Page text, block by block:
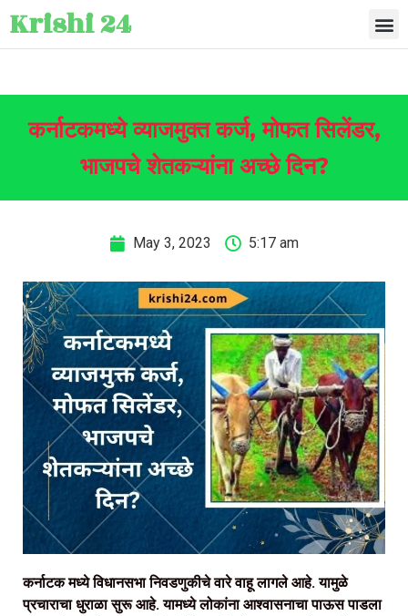
Krishi 24
कर्नाटकमध्ये व्याजमुक्त कर्ज, मोफत सिलेंडर,
भाजपचे शेतकऱ्यांना अच्छे दिन?
May 3, 2023 5:17 am
कर्नाटक मध्ये विधानसभा निवडणुकीचे वारे वाहू लागले आहे. यामुळे
प्रचाराचा धुराळा सुरू आहे. यामध्ये लोकांना आश्वासनाचा पाऊस पाडला